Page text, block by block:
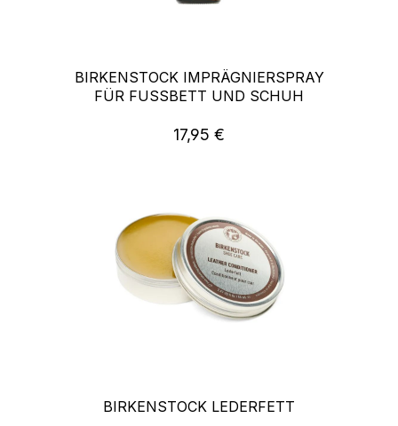
BIRKENSTOCK IMPRÄGNIERSPRAY
FÜR FUSSBETT UND SCHUH
Regulärer Preis:
17,95 €
BIRKENSTOCK LEDERFETT